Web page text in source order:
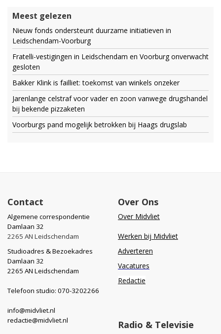
Meest gelezen
Nieuw fonds ondersteunt duurzame initiatieven in
Leidschendam-Voorburg
Fratelli-vestigingen in Leidschendam en Voorburg onverwacht
gesloten
Bakker Klink is failliet: toekomst van winkels onzeker
Jarenlange celstraf voor vader en zoon vanwege drugshandel
bij bekende pizzaketen
Voorburgs pand mogelijk betrokken bij Haags drugslab
Contact
Algemene correspondentie
Damlaan 32
2265 AN Leidschendam
Studioadres & Bezoekadres
Damlaan 32
2265 AN Leidschendam
Telefoon studio: 070-3202266
info@midvliet.nl
redactie@midvliet.nl
Over Ons
Over Midvliet
Werken bij Midvliet
Adverteren
Vacatures
Redactie
Radio & Televisie